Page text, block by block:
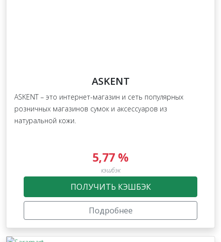
ASKENT
ASKENT – это интернет-магазин и сеть популярных
розничных магазинов сумок и аксессуаров из
натуральной кожи.
5,77 %
кэшбэк
ПОЛУЧИТЬ КЭШБЭК
Подробнее